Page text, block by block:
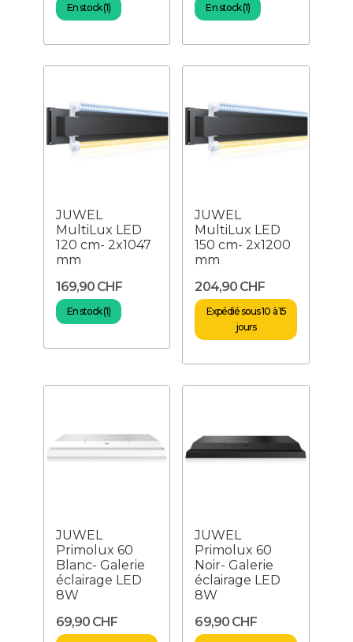
En stock (1) En stock (1)
JUWEL
MultiLux LED
120 cm- 2x1047
mm
169,90 CHF
En stock (1)
JUWEL
MultiLux LED
150 cm- 2x1200
mm
204,90 CHF
Expédié sous 10 à 15
jours
JUWEL
Primolux 60
Blanc- Galerie
éclairage LED
8W
69,90 CHF
JUWEL
Primolux 60
Noir- Galerie
éclairage LED
8W
69,90 CHF